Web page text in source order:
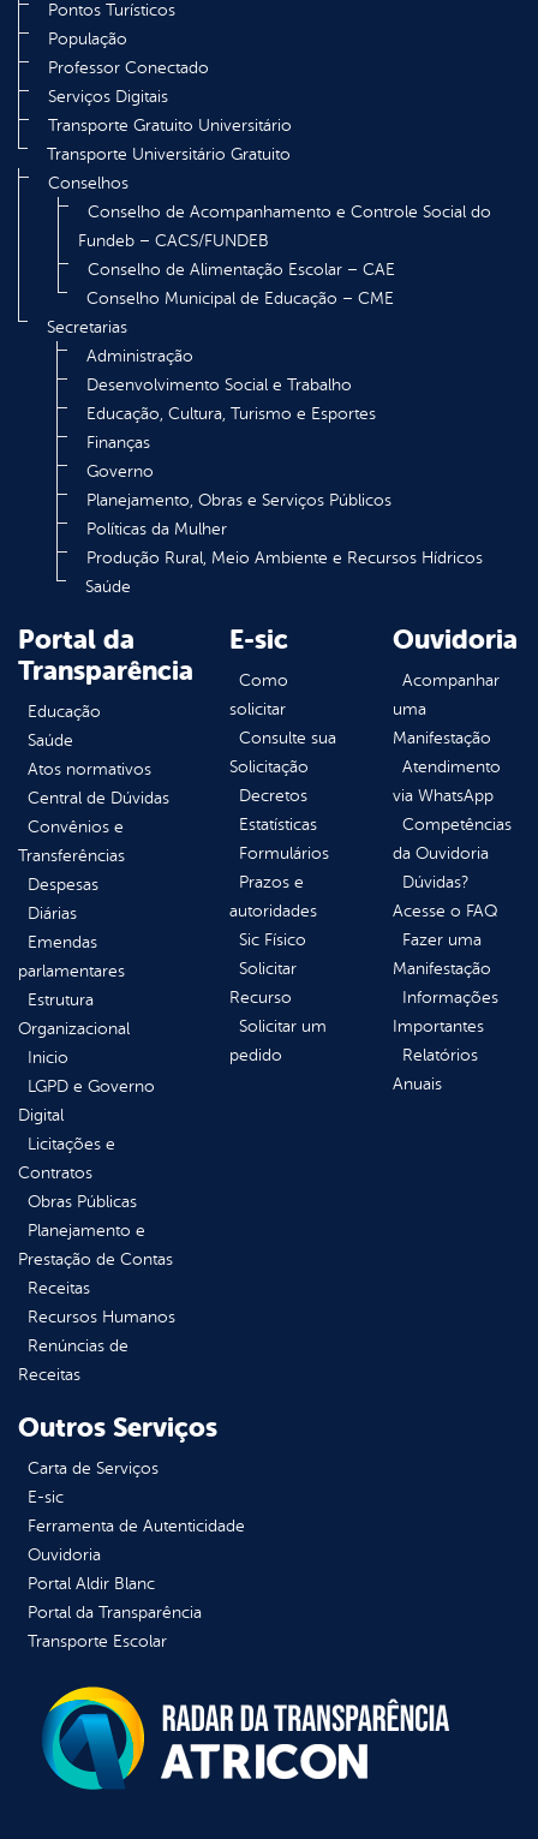
Pontos Turísticos
População
Professor Conectado
Serviços Digitais
Transporte Gratuito Universitário
Transporte Universitário Gratuito
Conselhos
Conselho de Acompanhamento e Controle Social do
Fundeb – CACS/FUNDEB
Conselho de Alimentação Escolar – CAE
Conselho Municipal de Educação – CME
Secretarias
Administração
Desenvolvimento Social e Trabalho
Educação, Cultura, Turismo e Esportes
Finanças
Governo
Planejamento, Obras e Serviços Públicos
Políticas da Mulher
Produção Rural, Meio Ambiente e Recursos Hídricos
Saúde
Portal da
Transparência
Educação
Saúde
Atos normativos
Central de Dúvidas
Convênios e
Transferências
Despesas
Diárias
Emendas
parlamentares
Estrutura
Organizacional
Inicio
LGPD e Governo
Digital
Licitações e
Contratos
Obras Públicas
Planejamento e
Prestação de Contas
Receitas
Recursos Humanos
Renúncias de
Receitas
E-sic
Como
solicitar
Consulte sua
Solicitação
Decretos
Estatísticas
Formulários
Prazos e
autoridades
Sic Físico
Solicitar
Recurso
Solicitar um
pedido
Ouvidoria
Acompanhar
uma
Manifestação
Atendimento
via WhatsApp
Competências
da Ouvidoria
Dúvidas?
Acesse o FAQ
Fazer uma
Manifestação
Informações
Importantes
Relatórios
Anuais
Outros Serviços
Carta de Serviços
E-sic
Ferramenta de Autenticidade
Ouvidoria
Portal Aldir Blanc
Portal da Transparência
Transporte Escolar